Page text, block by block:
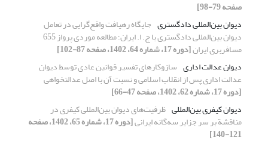
صفحه 79-98]
دیوان بین‌المللی دادگستری جایگاه رهیافت واقع‌گرایی در تعامل
دیوان بین‌المللی دادگستری با ج. ا. ایران؛ مطالعه موردی پرواز 655
مسافربری ایران[دوره 17، شماره 64، 1402، صفحه 87-102]
دیوان عدالت اداری سازوکارهای تفسیر قوانین عادی توسط دیوان
عدالت اداری پس از انقلاب اسلامی و نسبت آن با اصل عدالت‏خواهی
[دوره 17، شماره 62، 1402، صفحه 47-66]
دیوان کیفری بین‌المللی ظرفیت‌های دیوان بین‌المللی کیفری در
مناقشة بر سر جزایر سه‌گانه ایرانی [دوره 17، شماره 65، 1402، صفحه
121-140]